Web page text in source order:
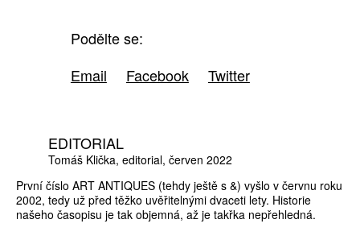
Podělte se:
Email
Facebook Twitter
EDITORIAL
Tomáš Klička editorial červen 2022
První číslo ART ANTIQUES (tehdy ještě s &) vyšlo v červnu roku
2002, tedy už před těžko uvěřitelnými dvaceti lety. Historie
našeho časopisu je tak objemná, až je takřka nepřehledná.